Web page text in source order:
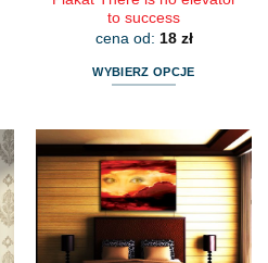
to success
cena od: 18 zł
WYBIERZ OPCJE
ma
wiele
wariantów.
Opcje
można
wybrać